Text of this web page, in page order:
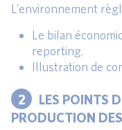
L’environnement
Le bilan
reporting.
Illustration de
2
LES POINTS
PRODUCTION